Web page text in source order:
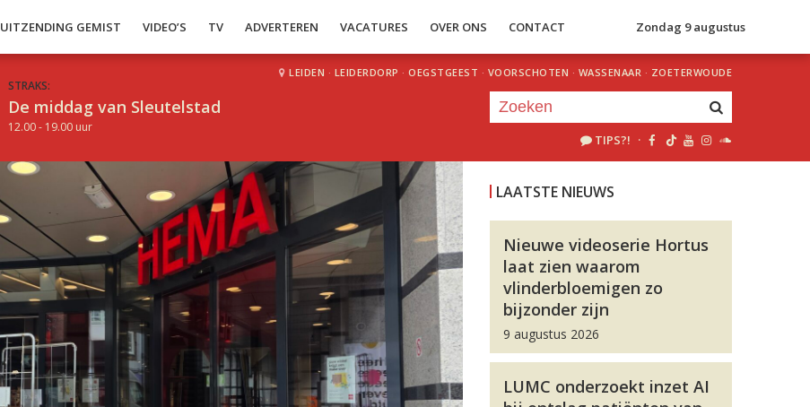
UITZENDING GEMIST VIDEO’S TV ADVERTEREN VACATURES OVER ONS CONTACT Zondag 9 augustus
STRAKS:
De middag van Sleutelstad
12.00 - 19.00 uur
LEIDEN · LEIDERDORP · OEGSTGEEST · VOORSCHOTEN · WASSENAAR · ZOETERWOUDE
TIPS?! ·
LAATSTE NIEUWS
Nieuwe videoserie Hortus
laat zien waarom
vlinderbloemigen zo
bijzonder zijn
9 augustus 2026
LUMC onderzoekt inzet AI